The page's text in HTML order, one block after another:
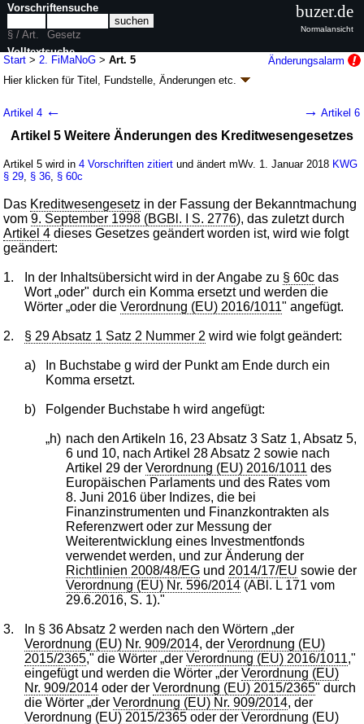
Start > 2. FiMaNoG >Art. 5
Änderungsalarm
Hier klicken fürTitel, Fundstelle, Änderungen etc.
Finanzmarktnovellierungsgesetz (2. FiMaNoG)
G. v. 23.06.2017BGBl. I S. 1693(Nr. 39 ); zuletzt geändert durchArtikel 12
Geltung ab 03.01.2018, abweichend sieheArtikel 26
73 Änderungen
wird in 81 Vorschriften zitiert
Artikel 4 ← → Artikel 6
Artikel 5 Weitere Änderungen des Kreditwesengesetzes
Artikel 5 wird in4 Vorschriften zitiert und ändert mWv. 1. Januar 2018 KWG
§ 29 § 36 § 60c
Das Kreditwesengesetz in der Fassung der Bekanntmachung
vom9. September 1998 (BGBl. I S. 2776), das zuletzt durch
Artikel 4 dieses Gesetzes geändert worden ist, wird wie folgt
geändert:
1. In der Inhaltsübersicht wird in der Angabe zu § 60c das
Wort „oder" durch ein Komma ersetzt und werden die
Wörter „oder dieVerordnung (EU) 2016/1011" angefügt.
2. § 29 Absatz 1 Satz 2 Nummer 2 wird wie folgt geändert:
a)
In Buchstabe g wird der Punkt am Ende durch ein
Komma ersetzt.
b) Folgender Buchstabe h wird angefügt:
„h) nach den Artikeln 16, 23 Absatz 3 Satz 1, Absatz 5,
6 und 10, nach Artikel 28 Absatz 2 sowie nach
Artikel 29 derVerordnung (EU) 2016/1011 des
Europäischen Parlaments und des Rates vom
8. Juni 2016 über Indizes, die bei
Finanzinstrumenten und Finanzkontrakten als
Referenzwert oder zur Messung der
Weiterentwicklung eines Investmentfonds
verwendet werden, und zur Änderung der
Richtlinien 2008/48/EG und 2014/17/EU sowie der
Verordnung (EU) Nr. 596/2014 (ABl. L 171 vom
29.6.2016, S. 1)."
3.
In § 36 Absatz 2 werden nach den Wörtern „der
Verordnung (EU) Nr. 909/2014, derVerordnung (EU)
2015/2365," die Wörter „derVerordnung (EU) 2016/1011,"
eingefügt und werden die Wörter „derVerordnung (EU)
Nr. 909/2014 oder derVerordnung (EU) 2015/2365" durch
die Wörter „derVerordnung (EU) Nr. 909/2014, der
Verordnung (EU) 2015/2365 oder derVerordnung (EU)
Vorschriftensuche
§ / Art.
Gesetz
Volltextsuche
nur in 2. FiMaNoG
buzer.de
Normalansicht